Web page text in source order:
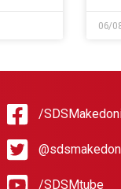
06/
/
/SDSMtube